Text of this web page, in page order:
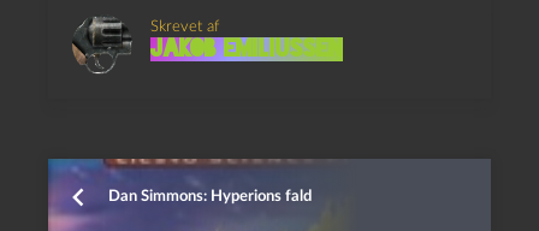
Skrevet af
Jakob Emiliussen
Dan Simmons: Hyperions fald